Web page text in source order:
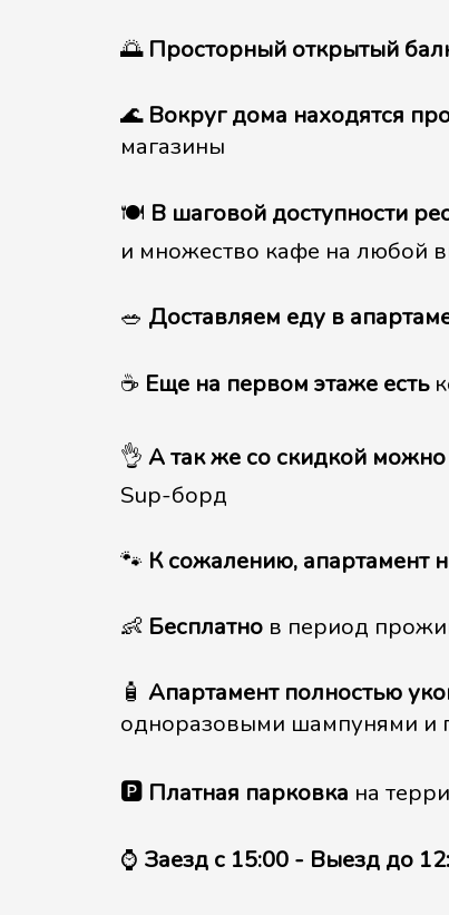
🌅 Просторный открытый
🌊 Вокруг дома находятся
магазины
🍽 В шаговой доступности
и множество кафе на любой
🥗 Доставляем еду в
☕ Еще на первом этаже есть
👌 А так же со скидкой можно
Sup-борд
🐾 К сожалению, апартамент
👶 Бесплатнов период
🧴️ Апартамент полностью
одноразовыми шампунями и
🅿 Платная парковка на
⌚ Заезд с 15:00 - Выезд до